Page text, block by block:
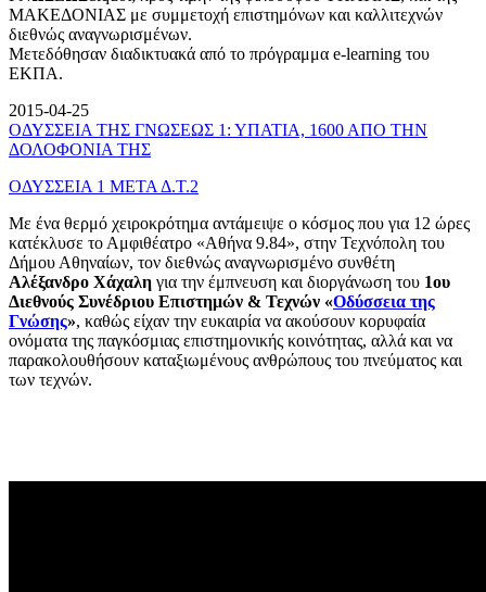
ΜΑΚΕΔΟΝΙΑΣ με συμμετοχή επιστημόνων και καλλιτεχνών
διεθνώς αναγνωρισμένων.
Μετεδόθησαν διαδικτυακά από το πρόγραμμα e-learning του
ΕΚΠΑ.
2015-04-25
ΟΔΥΣΣΕΙΑ ΤΗΣ ΓΝΩΣΕΩΣ 1: ΥΠΑΤΙΑ, 1600 ΑΠΟ ΤΗΝ
ΔΟΛΟΦΟΝΙΑ ΤΗΣ
ΟΔΥΣΣΕΙΑ 1 ΜΕΤΑ Δ.Τ.2
Με ένα θερμό χειροκρότημα αντάμειψε ο κόσμος που για 12 ώρες
κατέκλυσε το Αμφιθέατρο «Αθήνα 9.84», στην Τεχνόπολη του
Δήμου Αθηναίων, τον διεθνώς αναγνωρισμένο συνθέτη
Αλέξανδρο Χάχαλη για την έμπνευση και διοργάνωση του 1ου
Διεθνούς Συνέδριου Επιστημών & Τεχνών «Οδύσσεια της
Γνώσης», καθώς είχαν την ευκαιρία να ακούσουν κορυφαία
ονόματα της παγκόσμιας επιστημονικής κοινότητας, αλλά και να
παρακολουθήσουν καταξιωμένους ανθρώπους του πνεύματος και
των τεχνών.